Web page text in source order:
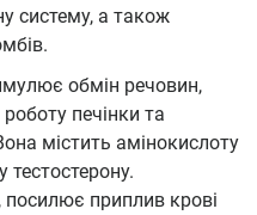
систему, а також
обмін речовин,
печінки та
містить амінокислоту
тестостерону.
посилює приплив крові